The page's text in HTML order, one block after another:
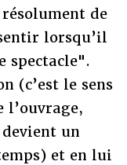
de
lorsqu’il
spectacle".
(c’est le sens
l’ouvrage,
un
et en lui